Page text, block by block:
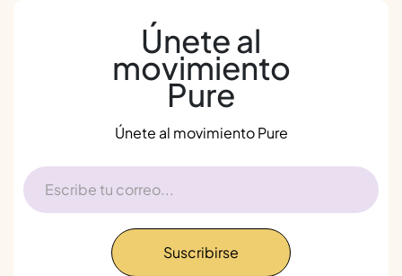
Únete al
movimiento
Pure
Únete al movimiento Pure
Suscribirse